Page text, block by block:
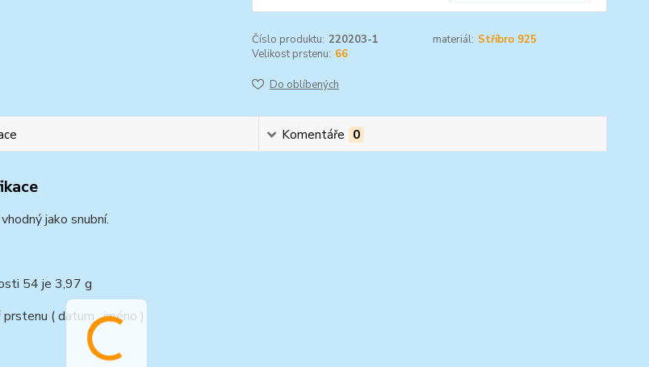
Číslo produktu: 220203-1 materiál: Stříbro 925
Velikost prstenu: 66
Do oblíbených
Komentáře 0
jako snubní.
54 je 3,97 g
( datum , jméno )